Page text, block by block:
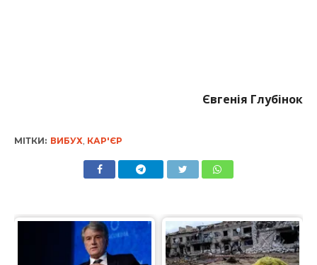
Євгенія Глубінок
МІТКИ: ВИБУХ, КАР'ЄР